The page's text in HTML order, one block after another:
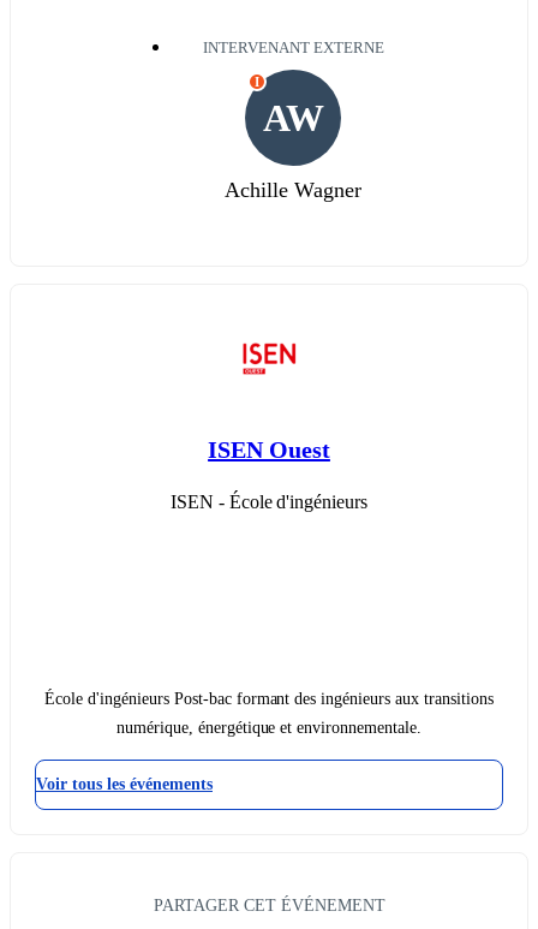
INTERVENANT EXTERNE
AW
I
Achille Wagner
ISEN Ouest
ISEN - École d'ingénieurs
École d'ingénieurs Post-bac formant des ingénieurs aux transitions
numérique, énergétique et environnementale.
Voir tous les événements
PARTAGER CET ÉVÉNEMENT